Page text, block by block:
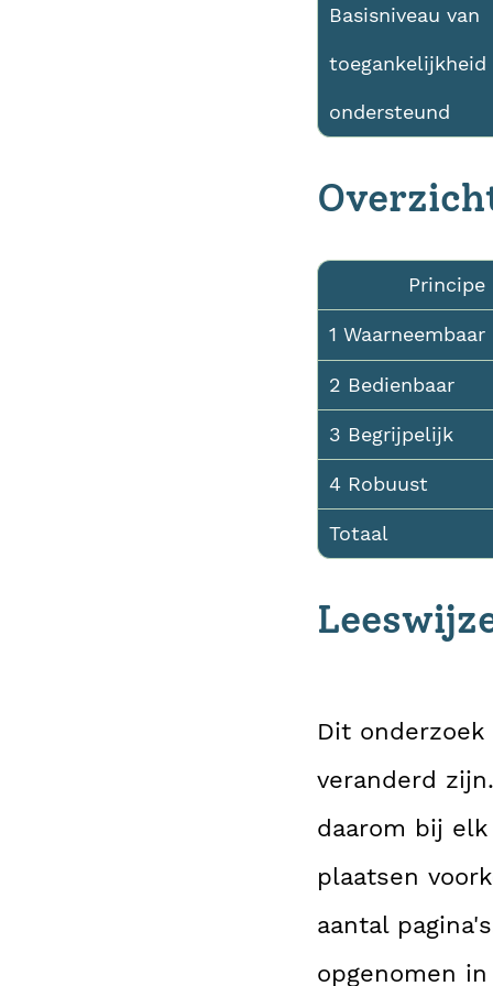
Basisniveau van
toegankelijkheid
ondersteund
Principe
1 Waarneembaar
2 Bedienbaar
3 Begrijpelijk
4 Robuust
Totaal
Dit
veranderd
daarom bij
plaatsen
aantal
opgenomen